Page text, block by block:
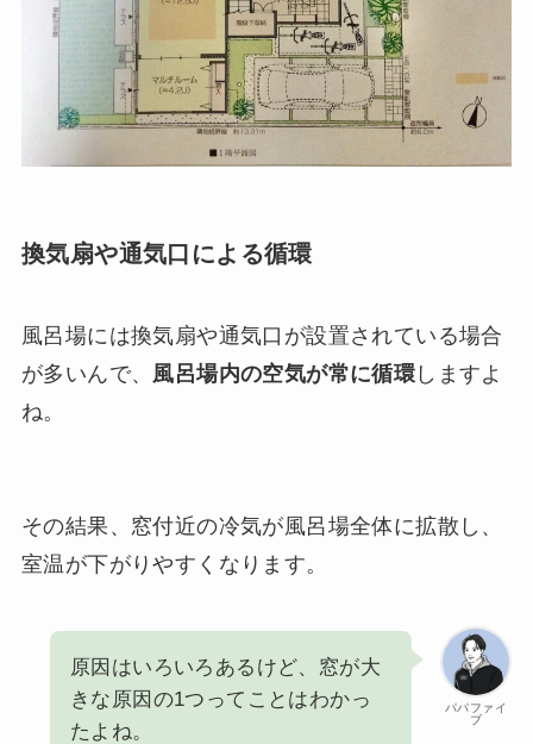
換気扇や通気口による循環
風呂場には換気扇や通気口が設置されている場合
が多いんで、 風呂場内の空気が常に循環 しますよ
ね。
その結果、窓付近の冷気が風呂場全体に拡散し、
室温が下がりやすくなります。
パパファイ
ブ
原因はいろいろあるけど、窓が大
きな原因の1つってことはわかっ
たよね。